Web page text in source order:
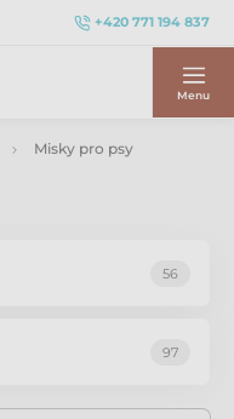
+420 771 194 837
Menu
Misky pro psy
56
97